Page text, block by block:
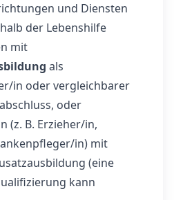
und Diensten
der Lebenshilfe
mit
als
in oder vergleichbarer
oder
(z. B. Erzieher/in,
in) mit
(eine
kann